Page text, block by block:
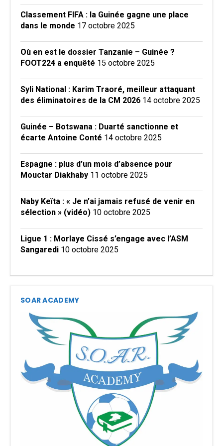
Classement FIFA : la Guinée gagne une place
dans le monde 17 octobre 2025
Où en est le dossier Tanzanie – Guinée ?
FOOT224 a enquêté 15 octobre 2025
Syli National : Karim Traoré, meilleur attaquant
des éliminatoires de la CM 2026 14 octobre 2025
Guinée – Botswana : Duarté sanctionne et
écarte Antoine Conté 14 octobre 2025
Espagne : plus d’un mois d’absence pour
Mouctar Diakhaby 11 octobre 2025
Naby Keïta : « Je n’ai jamais refusé de venir en
sélection » (vidéo) 10 octobre 2025
Ligue 1 : Morlaye Cissé s’engage avec l’ASM
Sangaredi 10 octobre 2025
SOAR ACADEMY